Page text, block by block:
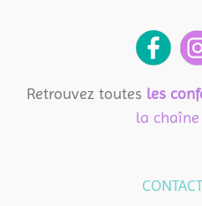
Retrouvez toutes les
la